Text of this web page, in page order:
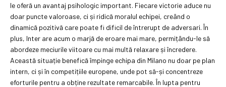
le oferă un avantaj psihologic important. Fiecare victorie aduce nu
doar puncte valoroase, ci și ridică moralul echipei, creând o
dinamică pozitivă care poate fi dificil de întrerupt de adversari. În
plus, Inter are acum o marjă de eroare mai mare, permițându-le să
abordeze meciurile viitoare cu mai multă relaxare și încredere.
Această situație benefică împinge echipa din Milano nu doar pe plan
intern, ci și în competițiile europene, unde pot să-și concentreze
eforturile pentru a obține rezultate remarcabile. În lupta pentru